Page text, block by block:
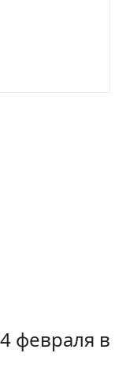
февраля в